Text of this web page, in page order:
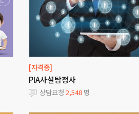
[자격증]
PIA사설탐정사
상담요청 2,548 명